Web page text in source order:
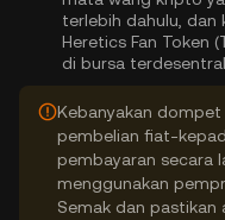
terlebih dahulu, dan
Heretics Fan Token
di bursa
Kebanyakan
pembelian fiat-
pembayaran secara
menggunakan
Semak dan pastikan